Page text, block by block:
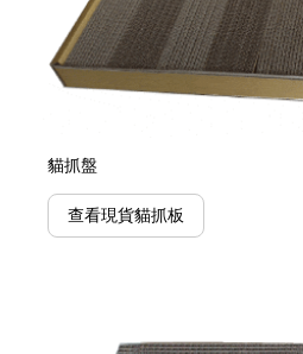
貓抓盤
查看現貨貓抓板